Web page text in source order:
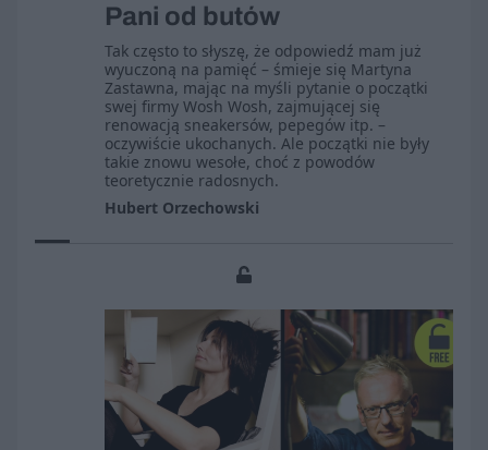
Pani od butów
Tak często to słyszę, że odpowiedź mam już
wyuczoną na pamięć – śmieje się Martyna
Zastawna, mając na myśli pytanie o początki
swej firmy Wosh Wosh, zajmującej się
renowacją sneakersów, pepegów itp. –
oczywiście ukochanych. Ale początki nie były
takie znowu wesołe, choć z powodów
teoretycznie radosnych.
Hubert Orzechowski